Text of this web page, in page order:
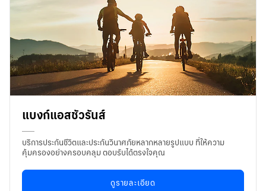
แบงก์แอสชัวรันส์
บริการประกันชีวิตและประกันวินาศภัยหลากหลายรูปแบบ ที่ให้ความ
คุ้มครองอย่างครอบคลุม ตอบรับได้ตรงใจคุณ
ดูรายละเอียด